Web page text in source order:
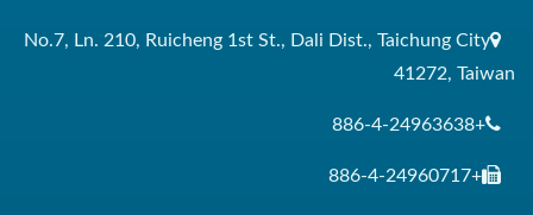
No.7, Ln. 210, Ruicheng 1st St., Dali Dist., Taichung City
41272, Taiwan
+886-4-24963638
+886-4-24960717